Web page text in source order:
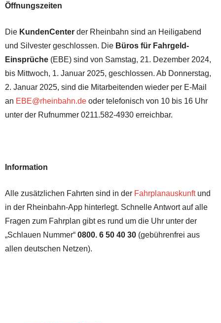
Öffnungszeiten
Die KundenCenter der Rheinbahn sind an Heiligabend
und Silvester geschlossen. Die Büros für Fahrgeld-
Einsprüche (EBE) sind von Samstag, 21. Dezember 2024,
bis Mittwoch, 1. Januar 2025, geschlossen. Ab Donnerstag,
2. Januar 2025, sind die Mitarbeitenden wieder per E-Mail
an EBE@rheinbahn.de oder telefonisch von 10 bis 16 Uhr
unter der Rufnummer 0211.582-4930 erreichbar.
Information
Alle zusätzlichen Fahrten sind in der Fahrplanauskunftund
in der Rheinbahn-App hinterlegt. Schnelle Antwort auf alle
Fragen zum Fahrplan gibt es rund um die Uhr unter der
„Schlauen Nummer“ 0800. 6 50 40 30 (gebührenfrei aus
allen deutschen Netzen).